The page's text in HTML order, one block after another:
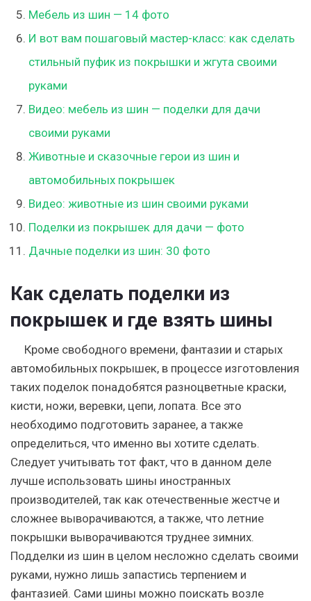
Мебель из шин — 14 фото
И вот вам пошаговый мастер-класс: как сделать
стильный пуфик из покрышки и жгута своими
руками
Видео: мебель из шин — поделки для дачи
своими руками
Животные и сказочные герои из шин и
автомобильных покрышек
Видео: животные из шин своими руками
Поделки из покрышек для дачи — фото
Дачные поделки из шин: 30 фото
Как сделать поделки из
покрышек и где взять шины
Кроме свободного времени, фантазии и старых
автомобильных покрышек, в процессе изготовления
таких поделок понадобятся разноцветные краски,
кисти, ножи, веревки, цепи, лопата. Все это
необходимо подготовить заранее, а также
определиться, что именно вы хотите сделать.
Следует учитывать тот факт, что в данном деле
лучше использовать шины иностранных
производителей, так как отечественные жестче и
сложнее выворачиваются, а также, что летние
покрышки выворачиваются труднее зимних.
Подделки из шин в целом несложно сделать своими
руками, нужно лишь запастись терпением и
фантазией. Сами шины можно поискать возле